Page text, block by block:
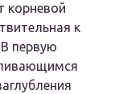
корневой
к
первую